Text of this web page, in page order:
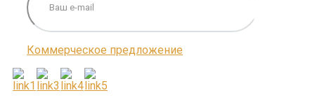
Коммерческое предложение